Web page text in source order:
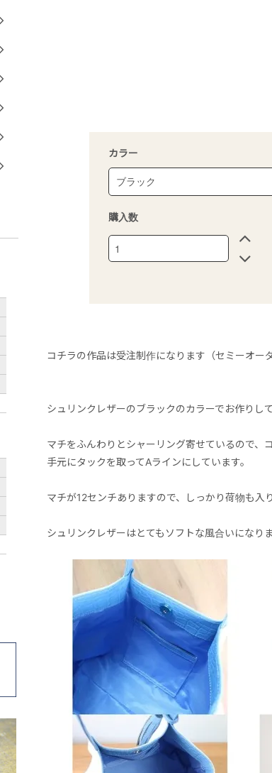
カラー
購入数
コチラの作品は受注制作になります（セミーオー
シュリンクレザーのブラックのカラーでお作りして
マチをふんわりとシャーリング寄せているので、
手元にタックを取ってAラインにしています。
マチが12センチありますので、しっかり荷物も入り
シュリンクレザーはとてもソフトな風合いになりま